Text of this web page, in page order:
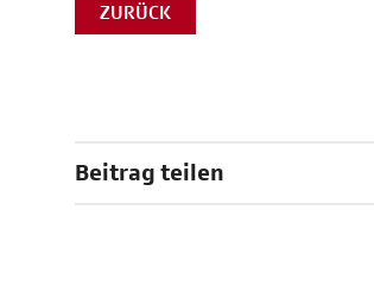
ZURÜCK
Beitrag teilen